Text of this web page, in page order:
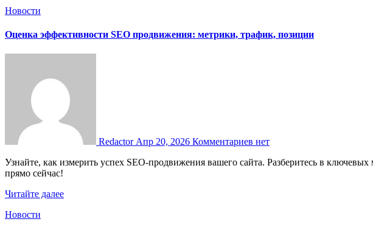
Новости
Оценка эффективности SEO продвижения: метрики, трафик, позиции
Redactor Апр 20, 2026 Комментариев нет
Узнайте, как измерить успех SEO-продвижения вашего сайта. Разберитесь в ключевых метриках: позиции, трафик, конверсии и поведение пользователей. Оцените отдачу от инвестиций
прямо сейчас!
Читайте далее
Новости